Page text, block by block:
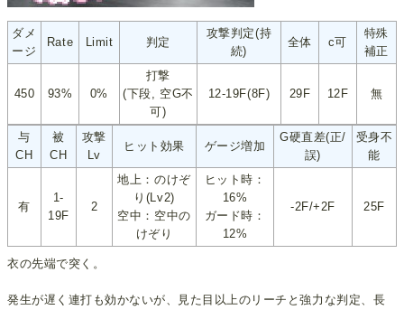
ダメ
ージ
Rate Limit 判定
攻撃判定(持
続)
全体 c可
特殊
補正
450 93% 0%
打撃
(下段, 空G不
可)
12-19F(8F) 29F 12F 無
与
CH
被
CH
攻撃
Lv
ヒット効果 ゲージ増加
G硬直差(正/
誤)
受身不
能
有
1-
19F
2
地上：のけぞ
り(Lv2)
空中：空中の
けぞり
ヒット時：
16%
ガード時：
12%
-2F/+2F 25F
衣の先端で突く。
発生が遅く連打も効かないが、見た目以上のリーチと強力な判定、長